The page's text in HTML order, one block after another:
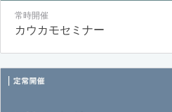
常時開催
カウカモセミナー